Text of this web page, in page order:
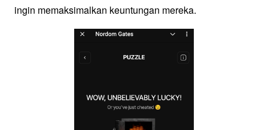
ingin memaksimalkan keuntungan mereka.